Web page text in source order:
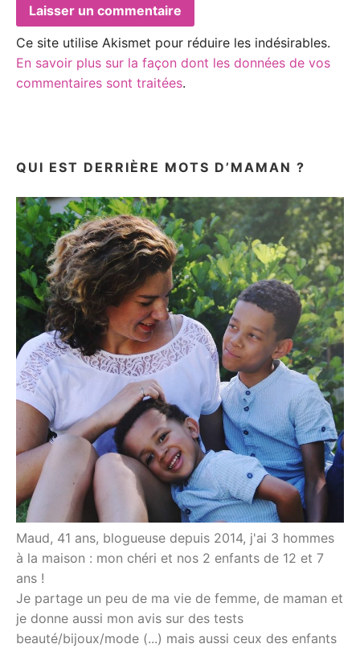
Ce site utilise Akismet pour réduire les indésirables.
En savoir plus sur la façon dont les données de vos
commentaires sont traitées.
QUI EST DERRIÈRE MOTS D’MAMAN ?
Maud, 41 ans, blogueuse depuis 2014, j'ai 3 hommes
à la maison : mon chéri et nos 2 enfants de 12 et 7
ans !
Je partage un peu de ma vie de femme, de maman et
je donne aussi mon avis sur des tests
beauté/bijoux/mode (...) mais aussi ceux des enfants